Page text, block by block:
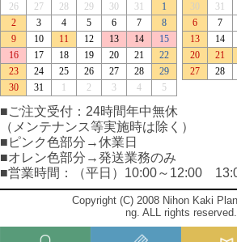
■ご注文受付：24時間年中無休
（メンテナンス等実施時は除く）
■ピンク色部分→休業日
■オレン色部分→発送業務のみ
■営業時間：（平日）10:00～12:00
Copyright (C) 2008 Nihon Kaki
ng. ALL rights reserved.